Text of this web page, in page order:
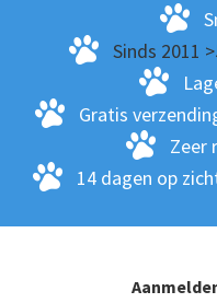
Sinds 2011
Gratis
Zeer
14 dagen op